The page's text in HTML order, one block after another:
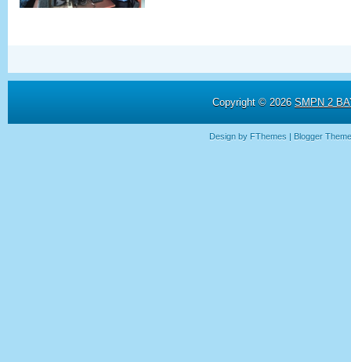
Copyright © 2026 SMPN 2
Design by FThemes | Blogger